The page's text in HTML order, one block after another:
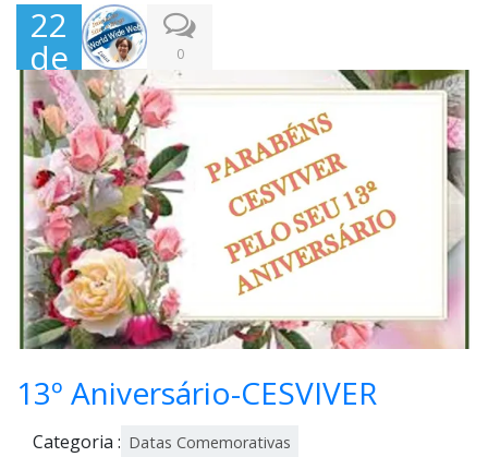
22
de
Jun
ho,
202
1
0
13º Aniversário-CESVIVER
Categoria : Datas Comemorativas